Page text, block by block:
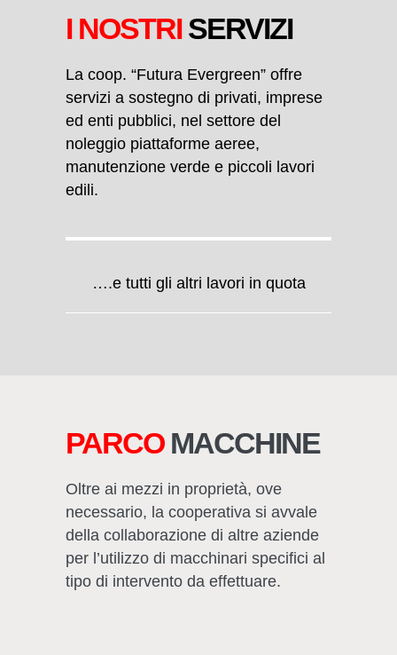
I NOSTRISERVIZI
La coop. “Futura Evergreen” offre
servizi a sostegno di privati, imprese
ed enti pubblici, nel settore del
noleggio piattaforme aeree,
manutenzione verde e piccoli lavori
edili.
….e tutti gli altri lavori in quota
PARCOMACCHINE
Oltre ai mezzi in proprietà, ove
necessario, la cooperativa si avvale
della collaborazione di altre aziende
per l’utilizzo di macchinari specifici al
tipo di intervento da effettuare.